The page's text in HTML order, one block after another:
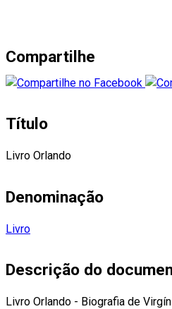
Compartilhe
Título
Livro Orlando
Denominação
Livro
Descrição do
Livro Orlando - Biografia de